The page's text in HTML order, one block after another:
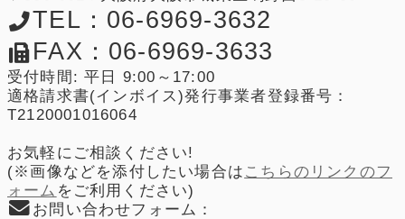
TEL：06-6969-3632
FAX：06-6969-3633
受付時間: 平日 9:00～17:00
適格請求書(インボイス)発行事業者登録番号：
T2120001016064
お気軽にご相談ください!
(※画像などを添付したい場合は こちらのリンクのフ
ォーム をご利用ください)
お問い合わせフォーム：